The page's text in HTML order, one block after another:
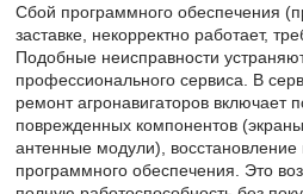
Сбой программного обеспечения
заставке, некорректно работает,
Подобные неисправности
профессионального сервиса. В
ремонт агронавигаторов включает
поврежденных компонентов
антенные модули),
программного обеспечения. Это